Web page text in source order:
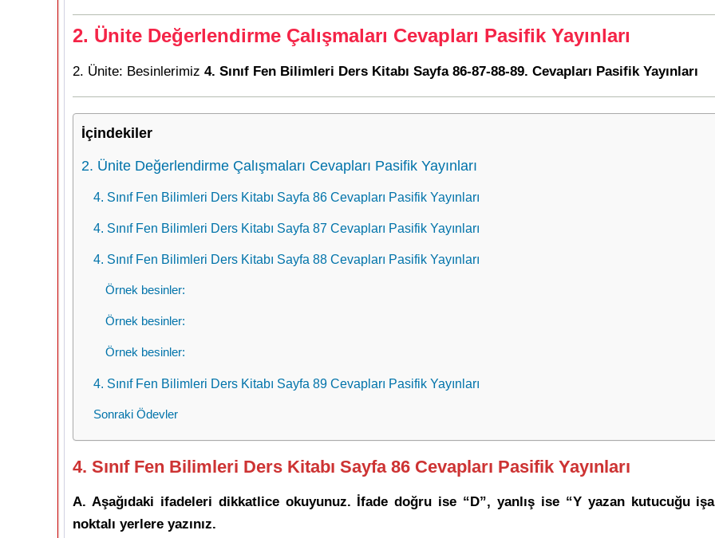
2. Ünite Değerlendirme Çalışmaları Cevapları Pasifik Yayınları
2. Ünite: Besinlerimiz 4. Sınıf Fen Bilimleri Ders Kitabı Sayfa 86-87-88-89. Cevapları Pasifik Yayınları
İçindekiler
2. Ünite Değerlendirme Çalışmaları Cevapları Pasifik Yayınları
4. Sınıf Fen Bilimleri Ders Kitabı Sayfa 86 Cevapları Pasifik Yayınları
4. Sınıf Fen Bilimleri Ders Kitabı Sayfa 87 Cevapları Pasifik Yayınları
4. Sınıf Fen Bilimleri Ders Kitabı Sayfa 88 Cevapları Pasifik Yayınları
Örnek besinler:
Örnek besinler:
Örnek besinler:
4. Sınıf Fen Bilimleri Ders Kitabı Sayfa 89 Cevapları Pasifik Yayınları
Sonraki Ödevler
4. Sınıf Fen Bilimleri Ders Kitabı Sayfa 86 Cevapları Pasifik Yayınları
A. Aşağıdaki ifadeleri dikkatlice okuyunuz. İfade doğru ise “D”, yanlış ise “Y yazan kutucuğu
noktalı yerlere yazınız.